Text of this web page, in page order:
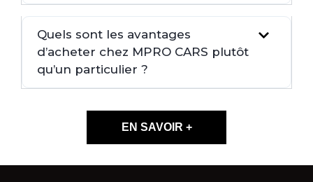
Quels sont les avantages
d’acheter chez MPRO CARS plutôt
qu’un particulier ?
EN SAVOIR +